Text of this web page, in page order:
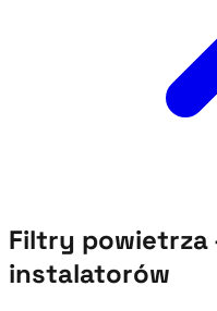
Filtry
instalatorów